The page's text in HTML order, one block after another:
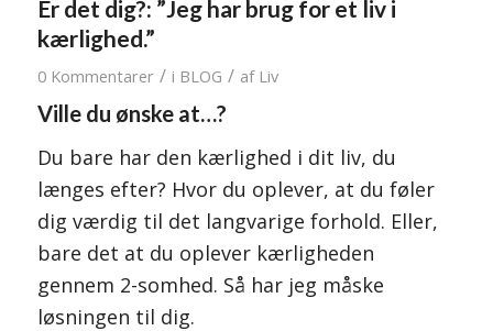
Er det dig?: ”Jeg har brug for et liv i
kærlighed.”
0 Kommentarer / i BLOG / af Liv
Ville du ønske at…?
Du bare har den kærlighed i dit liv, du
længes efter? Hvor du oplever, at du føler
dig værdig til det langvarige forhold. Eller,
bare det at du oplever kærligheden
gennem 2-somhed. Så har jeg måske
løsningen til dig.